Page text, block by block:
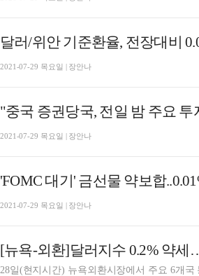
달러/위안 기준환율, 전장대비
2021-07-29 목요일 | 장안나
"중국 증권당국, 전일 밤 주요
2021-07-29 목요일 | 장안나
'FOMC 대기' 금선물 약보합
2021-07-29 목요일 | 장안나
[뉴욕-외환]달러지수 0.2% 약
28일(현지시간) 뉴욕외환시장에서 주요 6개